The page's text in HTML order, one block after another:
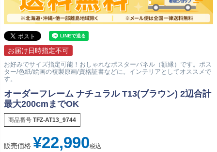
お届け日時指定不可
お好みでサイズ指定可能！おしゃれなポスターパネル（額縁）です。ポス
ター/色紙/絵画の複製原画/資格証書などに。インテリアとしてオススメで
す。
オーダーフレーム ナチュラル T13(ブラウン) 2辺合計
最大200cmまでOK
商品番号 TFZ-AT13_9744
販売価格 ¥22,990税込